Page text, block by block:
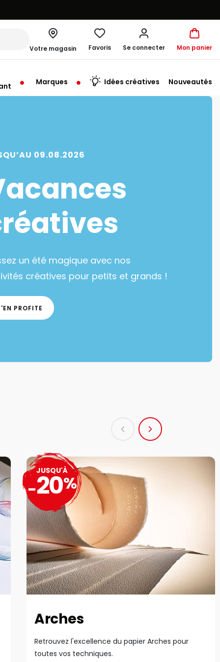
Votre magasin
à 19:00
Favoris Se connecter Mon panier
Marques Idées créatives Nouveautés
09.08.2026
un été magique avec nos
créatives pour petits et grands !
PROFITE
Arches
Retrouvez l'excellence du papier Arches pour
toutes vos techniques.
JUSQU'À
-20%